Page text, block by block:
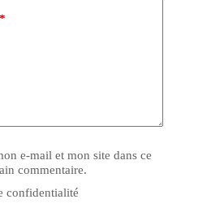
*
e-mail et mon site dans ce
commentaire.
confidentialité